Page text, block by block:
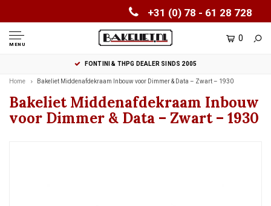
+31 (0) 78 - 61 28 728
MENU
0
FONTINI & THPG DEALER SINDS 2005
Home Bakeliet Middenafdekraam Inbouw voor Dimmer & Data – Zwart – 1930
Bakeliet Middenafdekraam Inbouw
voor Dimmer & Data – Zwart – 1930